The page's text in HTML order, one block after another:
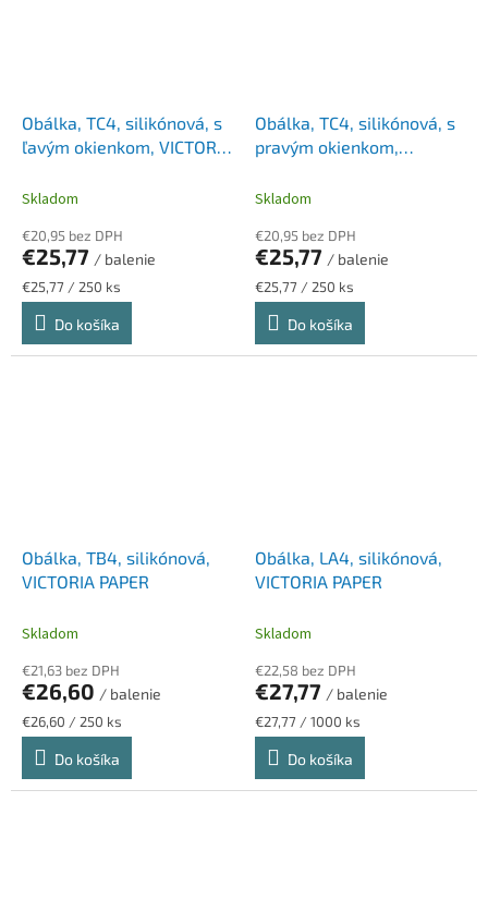
Obálka, TC4, silikónová, s
ľavým okienkom, VICTORIA
Skladom
€20,95 bez DPH
€25,77 / balenie
Jednotková
cena:
€25,77 / 250 ks
Do košíka
Obálka, TC4, silikónová, s
pravým okienkom,
Skladom
€20,95 bez DPH
€25,77 / balenie
Jednotková
cena:
€25,77 / 250 ks
Do košíka
Obálka, TB4, silikónová,
VICTORIA PAPER
Skladom
€21,63 bez DPH
€26,60 / balenie
Jednotková
cena:
€26,60 / 250 ks
Do košíka
Obálka, LA4, silikónová,
VICTORIA PAPER
Skladom
€22,58 bez DPH
€27,77 / balenie
Jednotková
cena:
€27,77 / 1000 ks
Do košíka